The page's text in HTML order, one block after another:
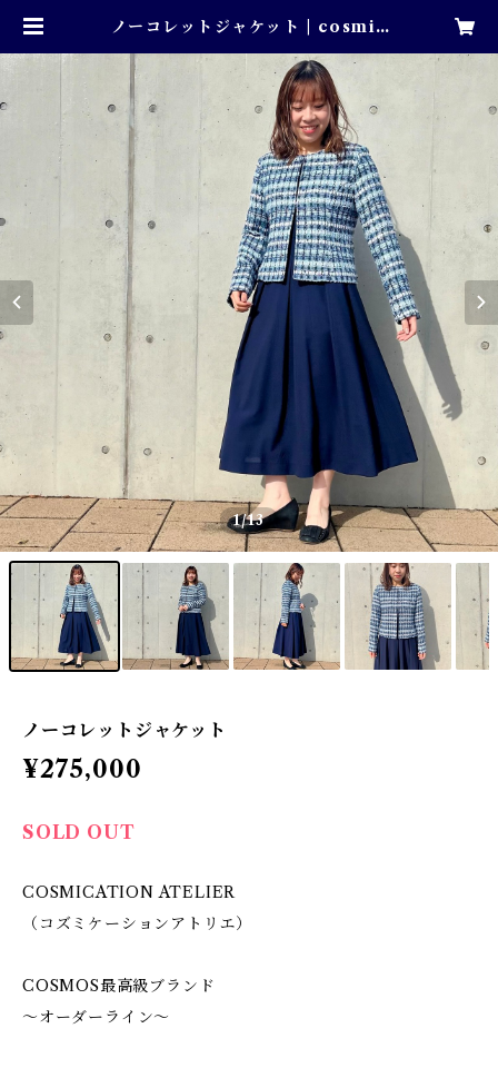
ノーコレットジャケット | cosmic
1/13
ノーコレットジャケット
¥275,000
SOLD OUT
COSMICATION ATELIER
（コズミケーションアトリエ）
COSMOS最高級ブランド
～オーダーライン～